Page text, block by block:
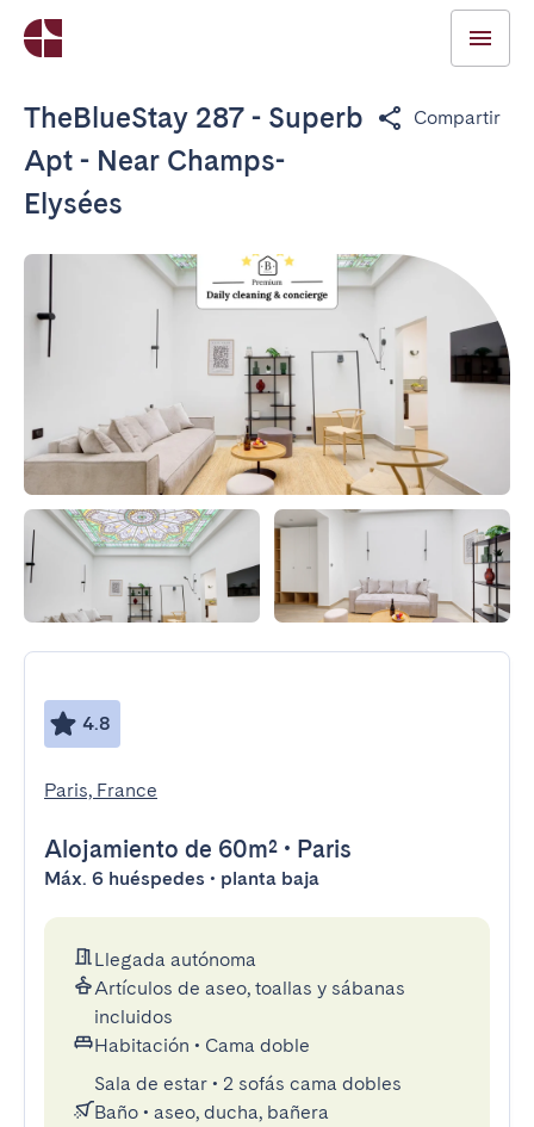
TheBlueStay 287 - Superb
Apt - Near Champs-
Elysées
Compartir
4.8
Paris, France
Alojamiento de 60m² • Paris
Máx. 6 huéspedes • planta baja
Llegada autónoma
Artículos de aseo, toallas y sábanas
incluidos
Habitación • Cama doble
Sala de estar • 2 sofás cama dobles
Baño • aseo, ducha, bañera